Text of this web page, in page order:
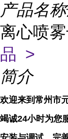
产品名称
离心喷
品 >
简介
欢迎来到常州市
竭诚24小时为您